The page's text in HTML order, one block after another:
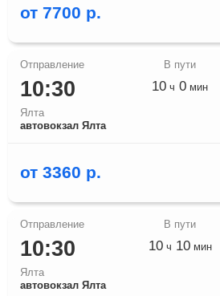
от 7700 р.
10:30
Ялта
автовокзал Ялта
10 ч 0 мин
от 3360 р.
10:30
Ялта
автовокзал Ялта
10ч 10мин